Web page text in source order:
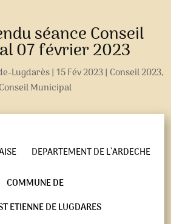
séance Conseil
07 février 2023
Lugdarès| 15 Fév 2023| Conseil 2023,
Conseil Municipal
DEPARTEMENT DE L’ARDECHE
COMMUNE DE
ETIENNE DE LUGDARES